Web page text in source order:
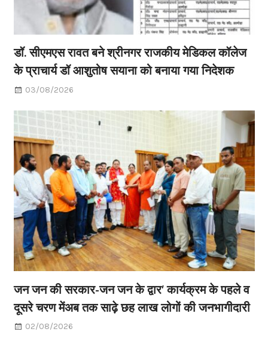
डॉ. सीएमएस रावत बने श्रीनगर राजकीय मेडिकल कॉलेज
के प्राचार्य डॉ आशुतोष सयाना को बनाया गया निदेशक
03/08/2026
जन जन की सरकार-जन जन के द्वार’ कार्यक्रम के पहले व
दूसरे चरण मेंअब तक साढ़े छह लाख लोगों की जनभागीदारी
02/08/2026